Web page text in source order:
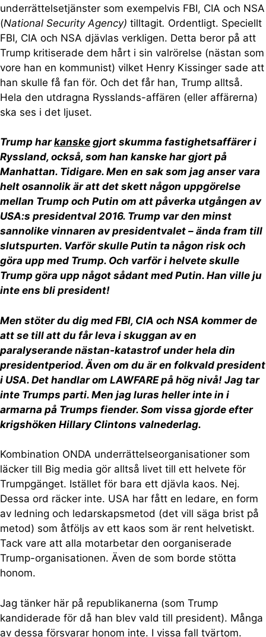
underrättelsetjänster som exempelvis FBI, CIA och NSA
(National Security Agency) tilltagit. Ordentligt. Speciellt
FBI, CIA och NSA djävlas verkligen. Detta beror på att
Trump kritiserade dem hårt i sin valrörelse (nästan som
vore han en kommunist) vilket Henry Kissinger sade att
han skulle få fan för. Och det får han, Trump alltså.
Hela den utdragna Rysslands-affären (eller affärerna)
ska ses i det ljuset.
Trump harkanske gjort skumma fastighetsaffärer i
Ryssland, också, som han kanske har gjort på
Manhattan. Tidigare. Men en sak som jag anser vara
helt osannolik är att det skett någon uppgörelse
mellan Trump och Putin om att påverka utgången av
USA:s presidentval 2016. Trump var den minst
sannolike vinnaren av presidentvalet – ända fram till
slutspurten. Varför skulle Putin ta någon risk och
göra upp med Trump. Och varför i helvete skulle
Trump göra upp något sådant med Putin. Han ville ju
inte ens bli president!
Men stöter du dig med FBI, CIA och NSA kommer de
att se till att du får leva i skuggan av en
paralyserande nästan-katastrof under hela din
presidentperiod. Även om du är en folkvald president
i USA. Det handlar om LAWFARE på hög nivå! Jag tar
inte Trumps parti. Men jag luras heller inte in i
armarna på Trumps fiender. Som vissa gjorde efter
krigshöken Hillary Clintons valnederlag.
Kombination ONDA underrättelseorganisationer som
läcker till Big media gör alltså livet till ett helvete för
Trumpgänget. Istället för bara ett djävla kaos. Nej.
Dessa ord räcker inte. USA har fått en ledare, en form
av ledning och ledarskapsmetod (det vill säga brist på
metod) som åtföljs av ett kaos som är rent helvetiskt.
Tack vare att alla motarbetar den oorganiserade
Trump-organisationen. Även de som borde stötta
honom.
Jag tänker här på republikanerna (som Trump
kandiderade för då han blev vald till president). Många
av dessa försvarar honom inte. I vissa fall tvärtom.